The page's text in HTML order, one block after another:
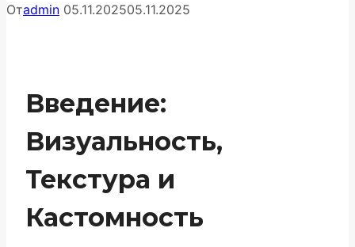
Отadmin 05.11.202505.11.2025
Введение:
Визуальность,
Текстура и
Кастомность